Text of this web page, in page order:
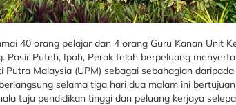
40 orang pelajar dan 4 orang Guru Kanan Unit
Pasir Puteh, Ipoh, Perak telah berpeluang
Putra Malaysia (UPM) sebagai sebahagian
selama tiga hari dua malam ini
tuju pendidikan tinggi dan peluang kerjaya